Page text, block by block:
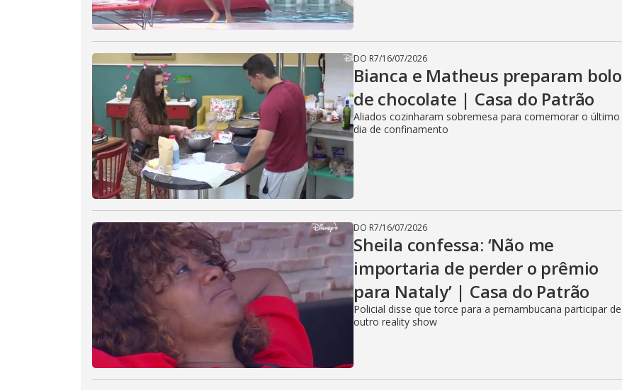
DO R7/16/07/2026
Bianca e Matheus preparam bolo
de chocolate | Casa do Patrão
Aliados cozinharam sobremesa para comemorar o último
dia de confinamento
DO R7/16/07/2026
Sheila confessa: ‘Não me
importaria de perder o prêmio
para Nataly’ | Casa do Patrão
Policial disse que torce para a pernambucana participar de
outro reality show